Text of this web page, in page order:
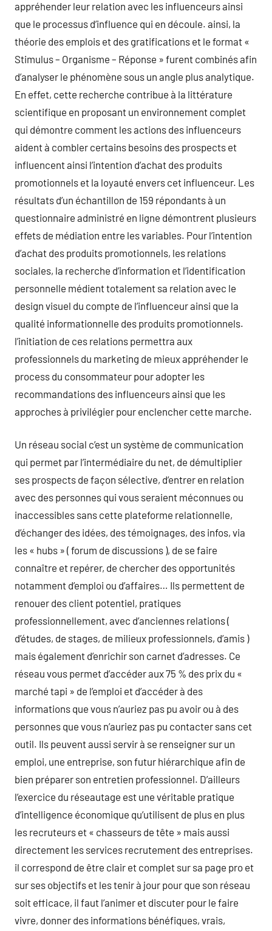
appréhender leur relation avec les influenceurs ainsi
que le processus d’influence qui en découle. ainsi, la
théorie des emplois et des gratifications et le format «
Stimulus – Organisme – Réponse » furent combinés afin
d’analyser le phénomène sous un angle plus analytique.
En effet, cette recherche contribue à la littérature
scientifique en proposant un environnement complet
qui démontre comment les actions des influenceurs
aident à combler certains besoins des prospects et
influencent ainsi l’intention d’achat des produits
promotionnels et la loyauté envers cet influenceur. Les
résultats d’un échantillon de 159 répondants à un
questionnaire administré en ligne démontrent plusieurs
effets de médiation entre les variables. Pour l’intention
d’achat des produits promotionnels, les relations
sociales, la recherche d’information et l’identification
personnelle médient totalement sa relation avec le
design visuel du compte de l’influenceur ainsi que la
qualité informationnelle des produits promotionnels.
l’initiation de ces relations permettra aux
professionnels du marketing de mieux appréhender le
process du consommateur pour adopter les
recommandations des influenceurs ainsi que les
approches à privilégier pour enclencher cette marche.
Un réseau social c’est un système de communication
qui permet par l’intermédiaire du net, de démultiplier
ses prospects de façon sélective, d’entrer en relation
avec des personnes qui vous seraient méconnues ou
inaccessibles sans cette plateforme relationnelle,
d’échanger des idées, des témoignages, des infos, via
les « hubs » ( forum de discussions ), de se faire
connaître et repérer, de chercher des opportunités
notamment d’emploi ou d’affaires… Ils permettent de
renouer des client potentiel, pratiques
professionnellement, avec d’anciennes relations (
d’études, de stages, de milieux professionnels, d’amis )
mais également d’enrichir son carnet d’adresses. Ce
réseau vous permet d’accéder aux 75 % des prix du «
marché tapi » de l’emploi et d’accéder à des
informations que vous n’auriez pas pu avoir ou à des
personnes que vous n’auriez pas pu contacter sans cet
outil. Ils peuvent aussi servir à se renseigner sur un
emploi, une entreprise, son futur hiérarchique afin de
bien préparer son entretien professionnel. D’ailleurs
l’exercice du réseautage est une véritable pratique
d’intelligence économique qu’utilisent de plus en plus
les recruteurs et « chasseurs de tête » mais aussi
directement les services recrutement des entreprises.
il correspond de être clair et complet sur sa page pro et
sur ses objectifs et les tenir à jour pour que son réseau
soit efficace, il faut l’animer et discuter pour le faire
vivre, donner des informations bénéfiques, vrais,